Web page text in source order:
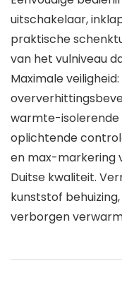
uitschakelaar,
praktische
van het vulniveau
Maximale
warmte-
oplichtende
en max-markering
Duitse kwaliteit.
kunststof
verborgen